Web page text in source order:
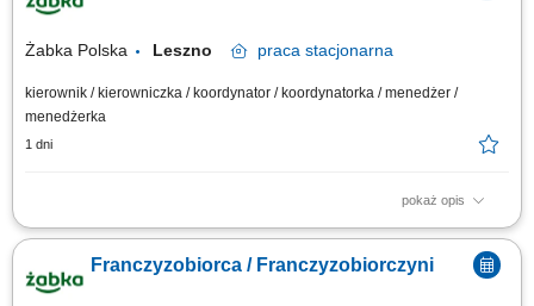
asortymentu sklepu do potrzeb lokalnego rynku. Współpraca z centralą w
Żabka Polska Leszno praca stacjonarna
kierownik / kierowniczka / koordynator / koordynatorka / menedżer /
menedżerka
1 dni
pokaż opis
Główne zadania: Prowadzenie własnej działalności gospodarczej w
oparciu o sprawdzony model biznesowy. Dbanie o wysoką jakość obsługi.
Monitorowanie stanów magazynowych i zamówień. Dostosowywanie
asortymentu sklepu do potrzeb lokalnego rynku. Współpraca z centralą w
Franczyzobiorca / Franczyzobiorczyni